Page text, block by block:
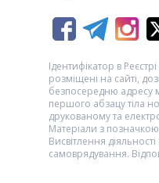
Ідентифікатор в
розміщені на сайті,
безпосередню адресу
першого абзацу тіла
друкованому та
Матеріали з позначкою
Висвітлення
самоврядування.